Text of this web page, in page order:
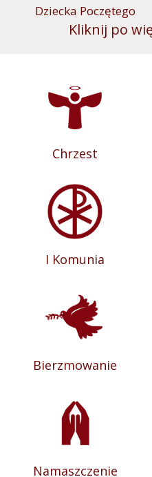
Dziecka Poczętego
Kliknij po
Chrzest
I Komunia
Bierzmowanie
Namaszczenie